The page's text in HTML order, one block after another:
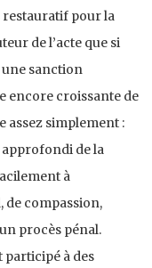
restauratif pour la
de l’acte que si
sanction
encore croissante de
assez simplement :
de la
à
de compassion,
procès pénal.
à des